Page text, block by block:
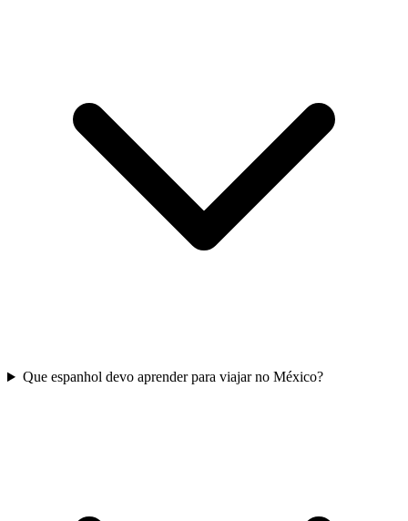
Que espanhol devo aprender para viajar no México?